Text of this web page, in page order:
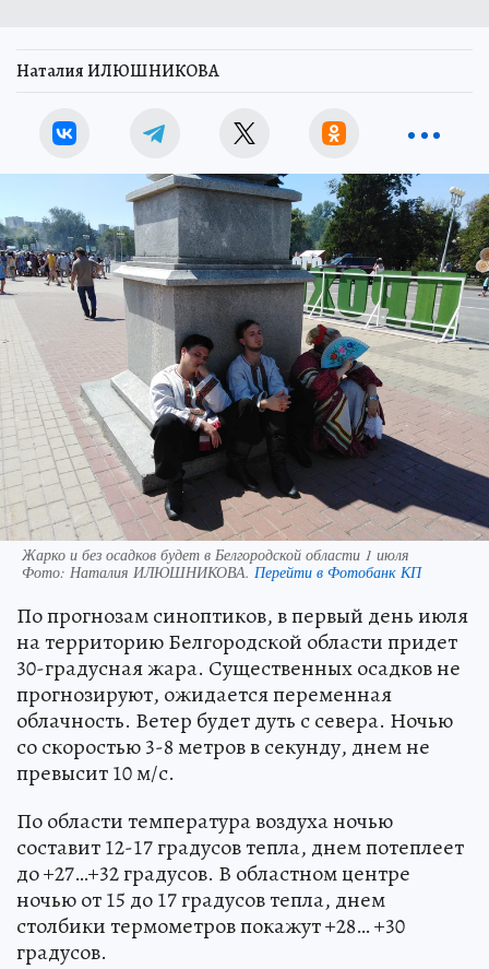
Наталия ИЛЮШНИКОВА
Жарко и без осадков будет в Белгородской области 1 июля
Фото: Наталия ИЛЮШНИКОВА. Перейти в Фотобанк КП
По прогнозам синоптиков, в первый день июля
на территорию Белгородской области придет
30-градусная жара. Существенных осадков не
прогнозируют, ожидается переменная
облачность. Ветер будет дуть с севера. Ночью
со скоростью 3-8 метров в секунду, днем не
превысит 10 м/с.
По области температура воздуха ночью
составит 12-17 градусов тепла, днем потеплеет
до +27…+32 градусов. В областном центре
ночью от 15 до 17 градусов тепла, днем
столбики термометров покажут +28… +30
градусов.